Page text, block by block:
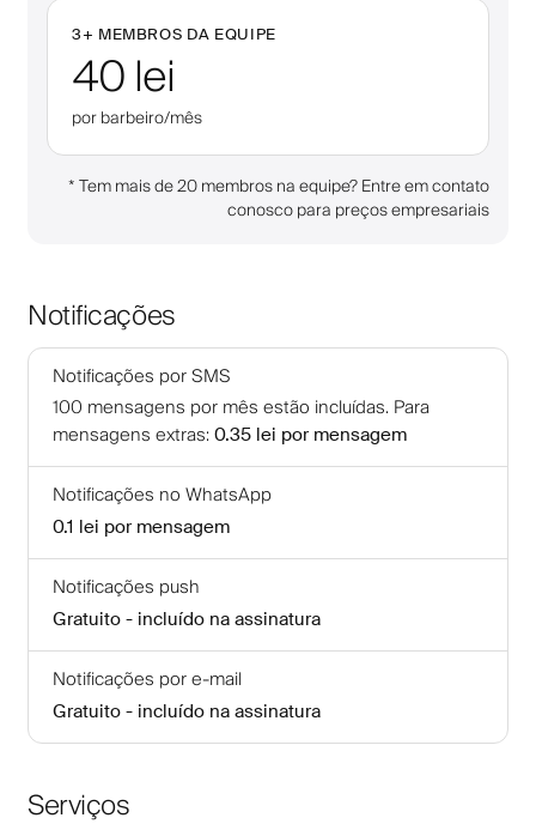
3+ MEMBROS DA EQUIPE
40 lei
por barbeiro/mês
*Tem mais de 20 membros na equipe? Entre em contato
conosco para preços empresariais
Notificações
Notificações por SMS
100 mensagens por mês estão incluídas. Para
mensagens extras: 0.35 lei por mensagem
Notificações no WhatsApp
0.1 lei por mensagem
Notificações push
Gratuito - incluído na assinatura
Notificações por e-mail
Gratuito - incluído na assinatura
Serviços